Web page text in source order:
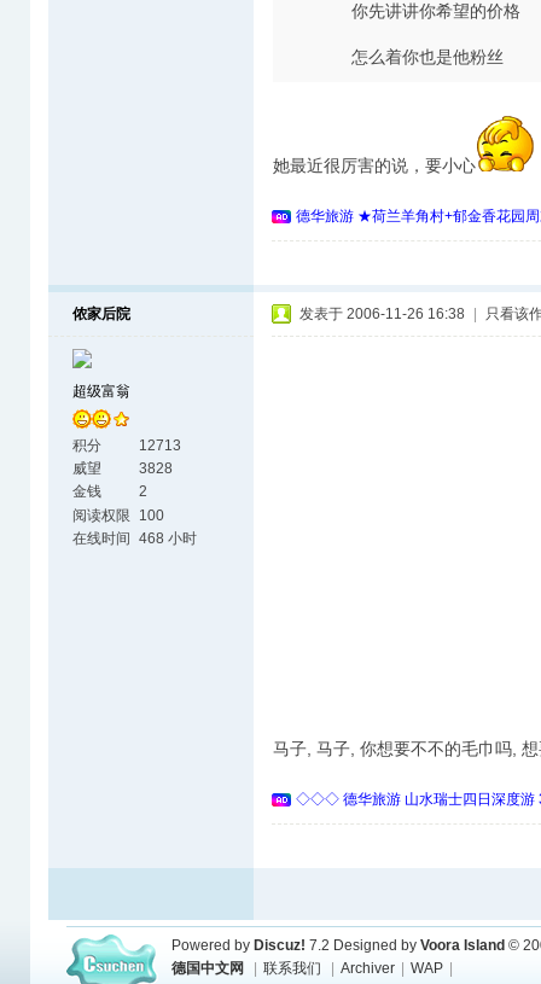
你先讲讲你希望的价格
怎么着你也是他粉丝
她最近很厉害的说，要小心
德华旅游 ★荷兰羊角村+郁金香花园
侬家后院
超级富翁
积分
12713
威望
3828
金钱
2
阅读权限
100
在线时间 468 小时
发表于 2006-11-26 16:38 只看该
马子, 马子, 你想要不不的毛巾吗,
◇◇◇ 德华旅游 山水瑞士四日深度
Powered by Discuz! 7.2 Designed by Voora Island ©
德国中文网
联系我们 Archiver WAP